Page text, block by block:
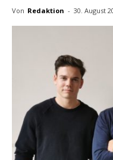
Von Redaktion - 30. August